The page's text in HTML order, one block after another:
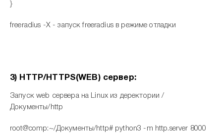
}
freeradius -X - запуск freeradius в режиме отладки
3) HTTP/HTTPS(WEB) сервер:
Запуск web сервера на Linux из деректории /
Документы/http
root@comp:~/Документы/http# python3 -m http.server 8000